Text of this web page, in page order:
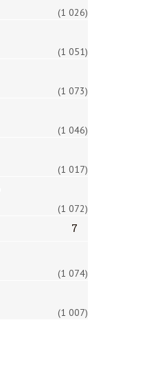
(1 026)
(1 051)
(1 073)
(1 046)
(1 017)
(1 072)
7
(1 074)
(1 007)